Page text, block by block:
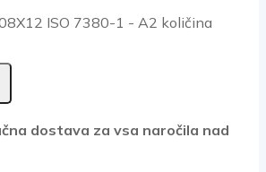
ISO 7380-1 - A2 količina
dostava za vsa naročila nad